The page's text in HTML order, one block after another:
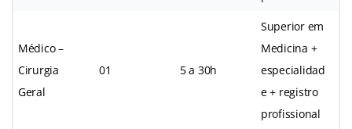
Médico –
Cirurgia
Geral
01 5 a 30h
Superior em
Medicina +
especialidad
e + registro
profissional